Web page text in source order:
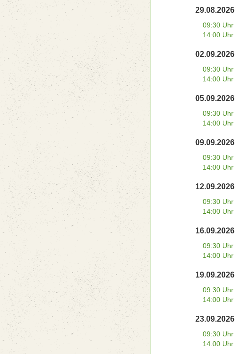
29.08.2026
09:30 Uhr
14:00 Uhr
02.09.2026
09:30 Uhr
14:00 Uhr
05.09.2026
09:30 Uhr
14:00 Uhr
09.09.2026
09:30 Uhr
14:00 Uhr
12.09.2026
09:30 Uhr
14:00 Uhr
16.09.2026
09:30 Uhr
14:00 Uhr
19.09.2026
09:30 Uhr
14:00 Uhr
23.09.2026
09:30 Uhr
14:00 Uhr